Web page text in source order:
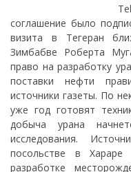
соглашение было
визита в Тегеран
Зимбабве Роберта
право на разработку
поставки нефти
источники газеты. По
уже год готовят
добыча урана
исследования.
посольстве в
разработке